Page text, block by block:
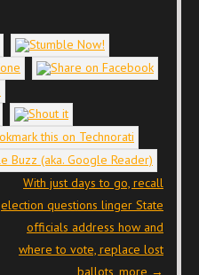
With just days to go, recall
election questions linger State
officials address how and
where to vote, replace lost
ballots, more →